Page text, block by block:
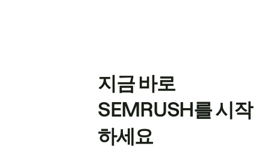
지금 바로
SEMRUSH를 시작
하세요